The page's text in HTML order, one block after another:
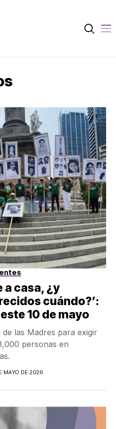
a casa, ¿y
cuándo?’:
10 de mayo
las Madres para exigir
personas en
MAYO DE 2026